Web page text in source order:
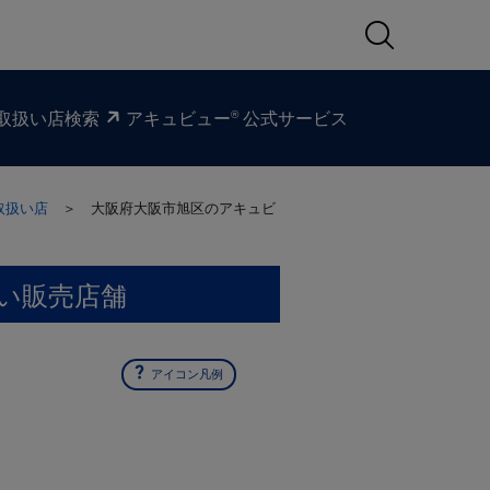
扱い​店検索 アキュビュー® 公式サービス
扱い店 ＞ 大阪府大阪市旭区のアキュビ
販売店舗
アイコン凡例